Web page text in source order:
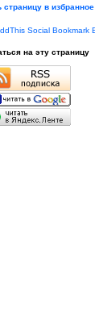
страницу в избранное
на эту страницу